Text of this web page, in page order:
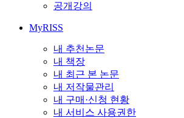
공개강의
MyRISS
내 추천논문
내 책장
내 최근 본 논문
내 저작물관리
내 구매·신청 현황
내 서비스 사용권한